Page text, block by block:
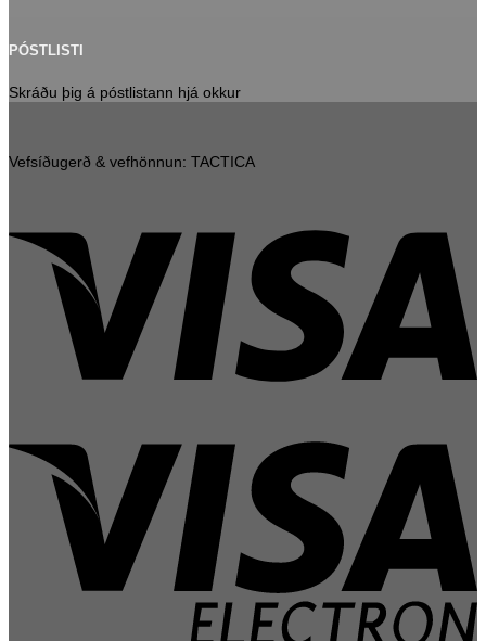
PÓSTLISTI
Skráðu þig á póstlistann hjá okkur
Vefsíðugerð & vefhönnun: TACTICA